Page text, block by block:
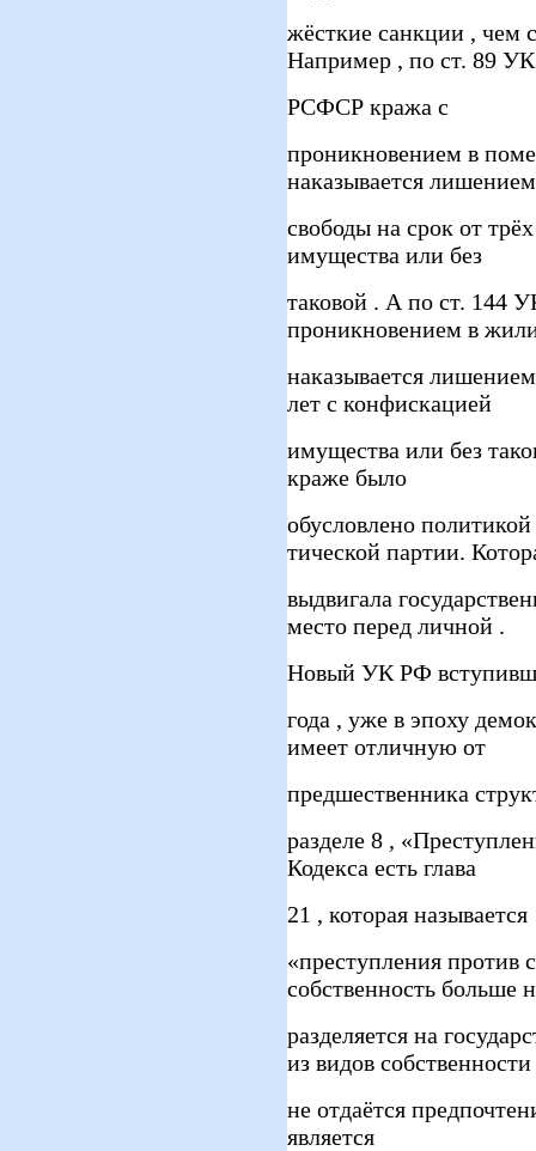
жёсткие санкции , чем
Например , по ст. 89 УК
РСФСР кража с
проникновением в
наказывается лишением
свободы на срок от
имущества или без
таковой . А по ст. 144
проникновением в
наказывается
лет с конфискацией
имущества или без
краже было
обусловлено
тической партии.
выдвигала
место перед личной .
Новый УК РФ
года , уже в эпоху
имеет отличную от
предшественника
разделе 8 ,
Кодекса есть глава
21 , которая называется
«преступления против
собственность больше
разделяется на
из видов собственности
не отдаётся
является